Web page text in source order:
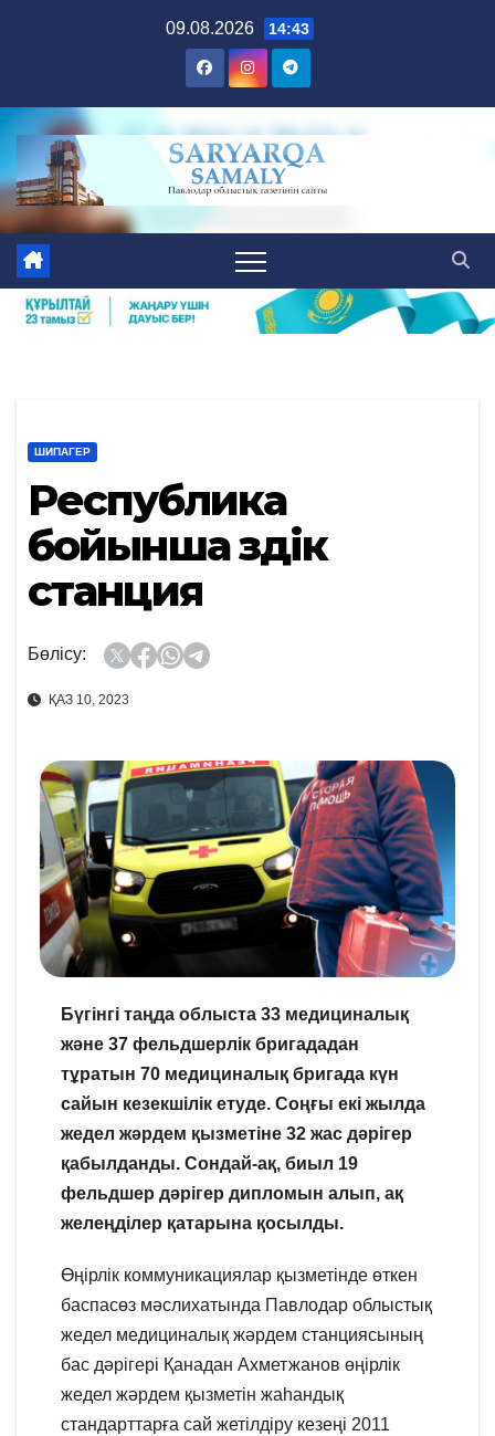
09.08.2026 14:43
ШИПАГЕР
Республика
бойынша үздік
станция
Бөлісу:
ҚАЗ 10, 2023
Бүгінгі таңда облыста 33 медициналық
және 37 фельдшерлік бригададан
тұратын 70 медициналық бригада күн
сайын кезекшілік етуде. Соңғы екі жылда
жедел жәрдем қызметіне 32 жас дәрігер
қабылданды. Сондай-ақ, биыл 19
фельдшер дәрігер дипломын алып, ақ
желеңділер қатарына қосылды.
Өңірлік коммуникациялар қызметінде өткен
баспасөз мәслихатында Павлодар облыстық
жедел медициналық жәрдем станциясының
бас дәрігері Қанадан Ахметжанов өңірлік
жедел жәрдем қызметін жаһандық
стандарттарға сай жетілдіру кезеңі 2011